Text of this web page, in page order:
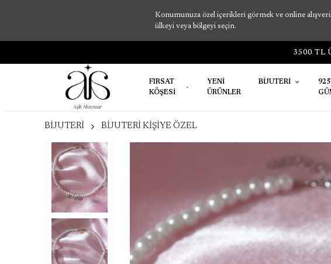
Konumunuza özel içerikleri görmek ve online
ülkeyi veya bölgeyi seçin.
3500 TL
FIRSAT
KÖŞESİ
YENİ
ÜRÜNLER
BİJUTERİ
925
BİJUTERİ BİJUTERİ KİŞİYE ÖZEL